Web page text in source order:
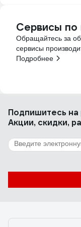
Сервисы по
Обращайтесь за
сервисы
Подробнее
Подпишитесь на
Акции, скидки,